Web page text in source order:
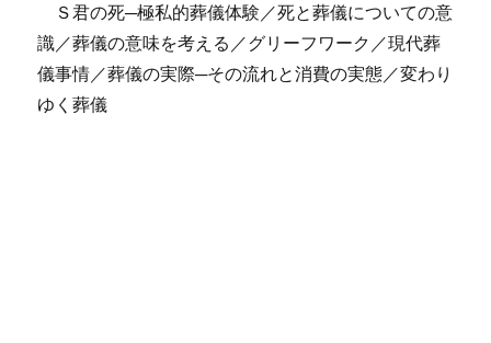
Ｓ君の死─極私的葬儀体験／死と葬儀についての意
識／葬儀の意味を考える／グリーフワーク／現代葬
儀事情／葬儀の実際─その流れと消費の実態／変わり
ゆく葬儀